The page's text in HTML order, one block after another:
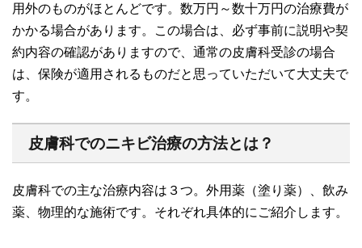
用外のものがほとんどです。数万円～数十万円の治療費が
かかる場合があります。この場合は、必ず事前に説明や契
約内容の確認がありますので、通常の皮膚科受診の場合
は、保険が適用されるものだと思っていただいて大丈夫で
す。
皮膚科でのニキビ治療の方法とは？
皮膚科での主な治療内容は３つ。外用薬（塗り薬）、飲み
薬、物理的な施術です。それぞれ具体的にご紹介します。